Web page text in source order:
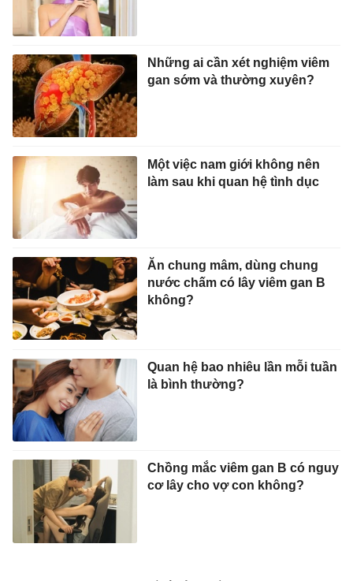
Những ai cần xét nghiệm viêm
gan sớm và thường xuyên?
Một việc nam giới không nên
làm sau khi quan hệ tình dục
Ăn chung mâm, dùng chung
nước chấm có lây viêm gan B
không?
Quan hệ bao nhiêu lần mỗi tuần
là bình thường?
Chồng mắc viêm gan B có nguy
cơ lây cho vợ con không?